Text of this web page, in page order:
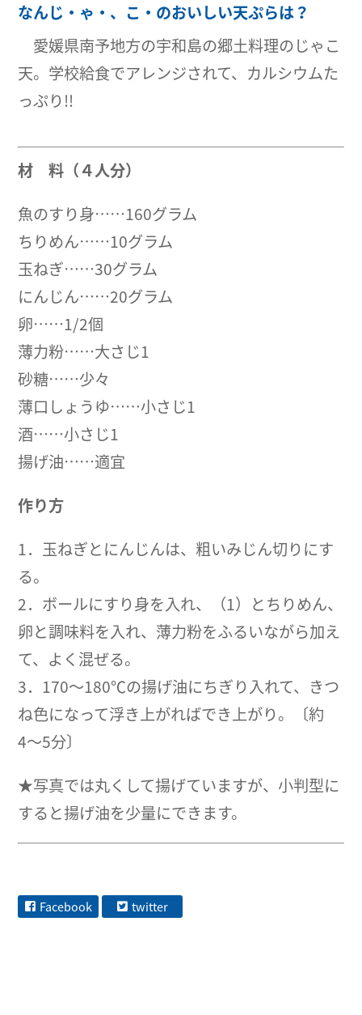
なんじ・ゃ・、こ・のおいしい天ぷらは？
愛媛県南予地方の宇和島の郷土料理のじゃこ
天。学校給食でアレンジされて、カルシウムた
っぷり!!
材 料（４人分）
魚のすり身……160グラム
ちりめん……10グラム
玉ねぎ……30グラム
にんじん……20グラム
卵……1/2個
薄力粉……大さじ1
砂糖……少々
薄口しょうゆ……小さじ1
酒……小さじ1
揚げ油……適宜
作り方
1．玉ねぎとにんじんは、粗いみじん切りにす
る。
2．ボールにすり身を入れ、（1）とちりめん、
卵と調味料を入れ、薄力粉をふるいながら加え
て、よく混ぜる。
3．170〜180℃の揚げ油にちぎり入れて、きつ
ね色になって浮き上がればでき上がり。〔約
4〜5分〕
★写真では丸くして揚げていますが、小判型に
すると揚げ油を少量にできます。
Facebook twitter